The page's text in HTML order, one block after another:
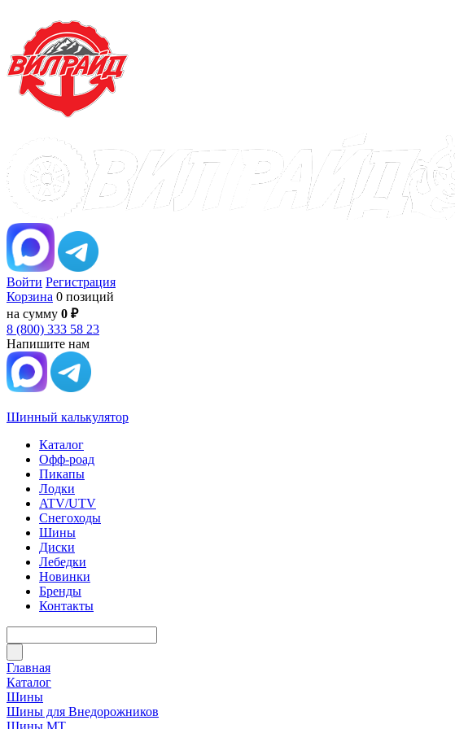
Войти Регистрация
Корзина 0 позиций
на сумму 0 ₽
8 (800) 333 58 23
Напишите нам
Шинный калькулятор
Каталог
Офф-роад
Пикапы
Лодки
ATV/UTV
Снегоходы
Шины
Диски
Лебедки
Новинки
Бренды
Контакты
Главная
Каталог
Шины
Шины для Внедорожников
Шины МТ